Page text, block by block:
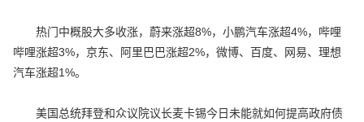
热门中概股大多收涨，蔚来涨超8%，小鹏汽车涨超4%，哔哩
哔哩涨超3%，京东、阿里巴巴涨超2%，微博、百度、网易、理想
汽车涨超1%。
美国总统拜登和众议院议长麦卡锡今日未能就如何提高政府债